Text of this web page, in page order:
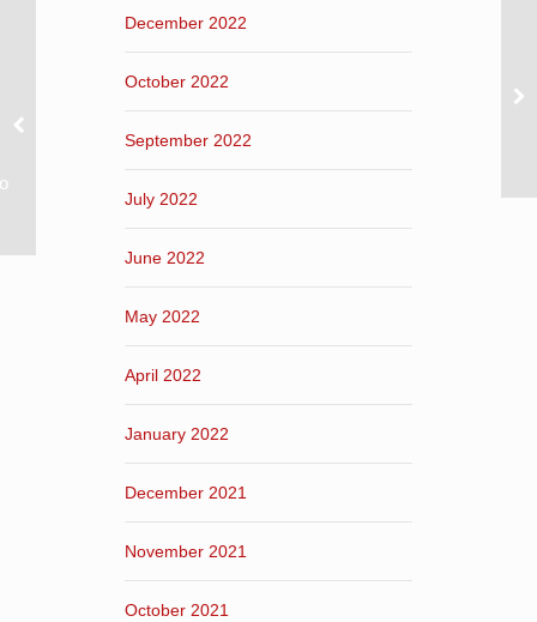
December 2022
October 2022
September 2022
July 2022
June 2022
May 2022
April 2022
January 2022
December 2021
November 2021
October 2021